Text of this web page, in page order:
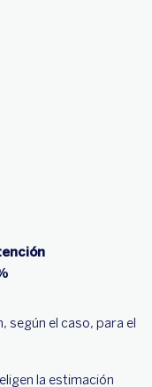
según el caso, para el
la estimación